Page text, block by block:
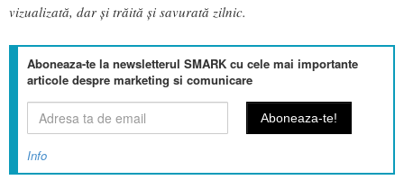
vizualizată, dar și trăită și savurată zilnic.
Aboneaza-te la newsletterul SMARK cu cele mai importante
articole despre marketing si comunicare
Info